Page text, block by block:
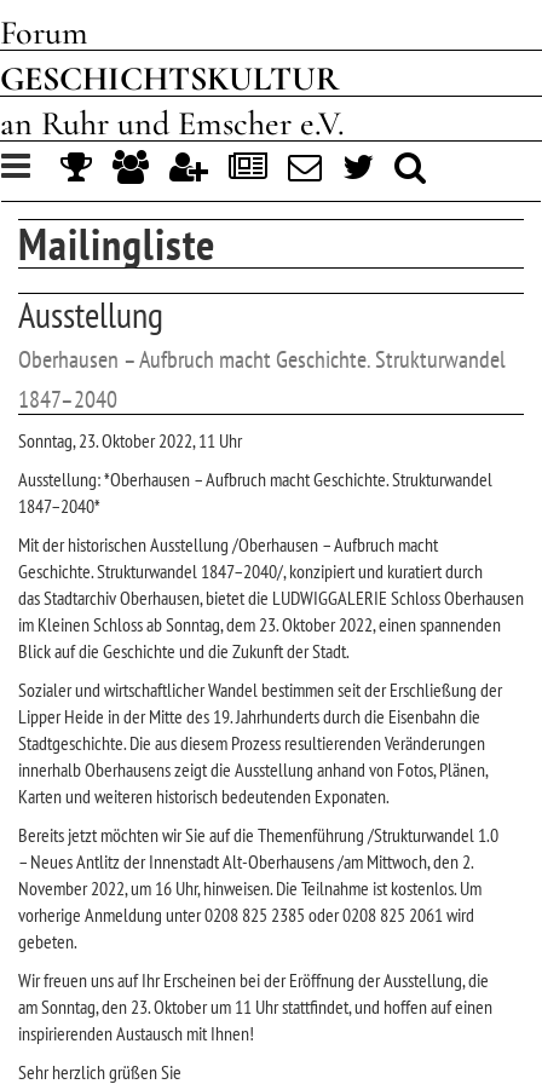
Forum
GESCHICHTSKULTUR
an Ruhr und Emscher e.V.
Toggle
navigation
Mailingliste
Ausstellung
Oberhausen – Aufbruch macht Geschichte. Strukturwandel
1847–2040
Sonntag, 23. Oktober 2022, 11 Uhr
Ausstellung: *Oberhausen – Aufbruch macht Geschichte. Strukturwandel
1847–2040*
Mit der historischen Ausstellung /Oberhausen – Aufbruch macht
Geschichte. Strukturwandel 1847–2040/, konzipiert und kuratiert durch
das Stadtarchiv Oberhausen, bietet die LUDWIGGALERIE Schloss Oberhausen
im Kleinen Schloss ab Sonntag, dem 23. Oktober 2022, einen spannenden
Blick auf die Geschichte und die Zukunft der Stadt.
Sozialer und wirtschaftlicher Wandel bestimmen seit der Erschließung der
Lipper Heide in der Mitte des 19. Jahrhunderts durch die Eisenbahn die
Stadtgeschichte. Die aus diesem Prozess resultierenden Veränderungen
innerhalb Oberhausens zeigt die Ausstellung anhand von Fotos, Plänen,
Karten und weiteren historisch bedeutenden Exponaten.
Bereits jetzt möchten wir Sie auf die Themenführung /Strukturwandel 1.0
– Neues Antlitz der Innenstadt Alt-Oberhausens /am Mittwoch, den 2.
November 2022, um 16 Uhr, hinweisen. Die Teilnahme ist kostenlos. Um
vorherige Anmeldung unter 0208 825 2385 oder 0208 825 2061 wird
gebeten.
Wir freuen uns auf Ihr Erscheinen bei der Eröffnung der Ausstellung, die
am Sonntag, den 23. Oktober um 11 Uhr stattfindet, und hoffen auf einen
inspirierenden Austausch mit Ihnen!
Sehr herzlich grüßen Sie